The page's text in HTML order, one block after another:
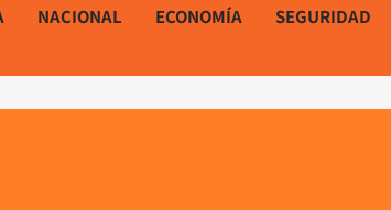
NACIONAL ECONOMÍA SEGURIDAD